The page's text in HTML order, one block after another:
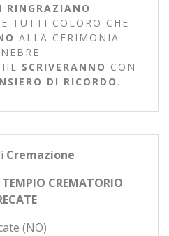
RINGRAZIANO
TUTTI COLORO CHE
ALLA CERIMONIA
SCRIVERANNO CON
DI RICORDO .
Cremazione
TEMPIO CREMATORIO
(NO)